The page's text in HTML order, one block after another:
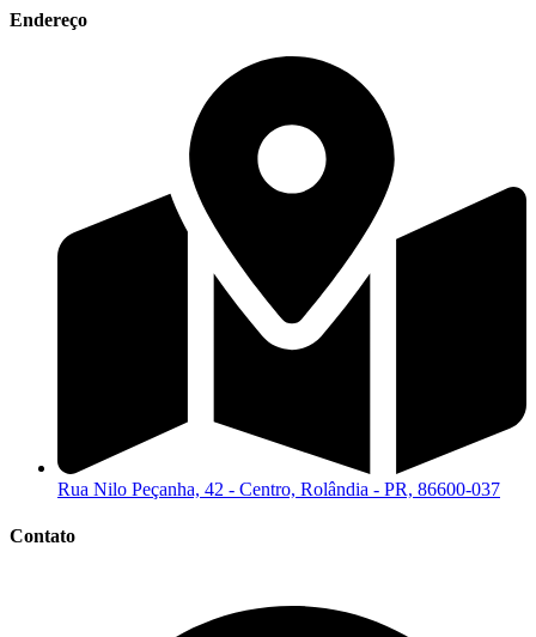
Endereço
Rua Nilo Peçanha, 42 - Centro, Rolândia - PR, 86600-037
Contato